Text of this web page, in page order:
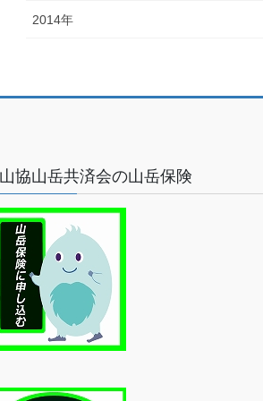
2014年
協山岳共済会の山岳保険